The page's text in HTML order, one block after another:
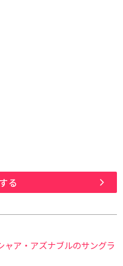
る
ャア・アズナブルのサングラ